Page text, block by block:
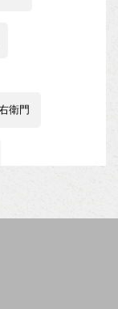
衛門